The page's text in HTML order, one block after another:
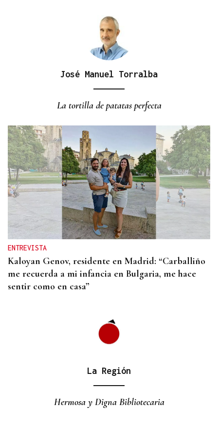
para construir el salón de baile en la Casa Blanca
José Manuel Torralba
La tortilla de patatas perfecta
ENTREVISTA
Kaloyan Genov, residente en Madrid: “Carballiño
me recuerda a mi infancia en Bulgaria, me hace
sentir como en casa”
La Región
Hermosa y Digna Bibliotecaria